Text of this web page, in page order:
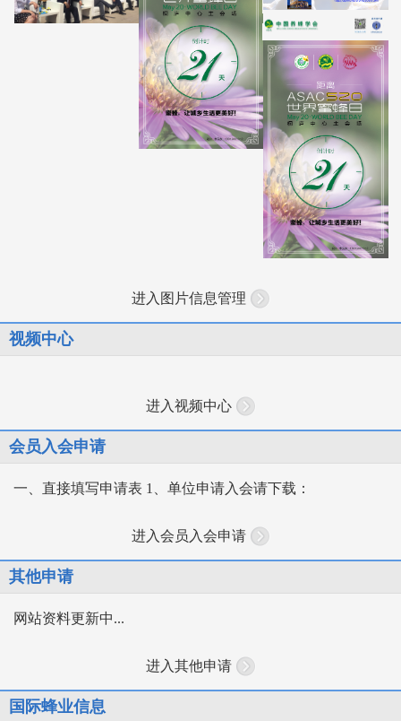
进入图片信息管理
视频中心
进入视频中心
会员入会申请
一、直接填写申请表 1、单位申请入会请下载：
进入会员入会申请
其他申请
网站资料更新中...
进入其他申请
国际蜂业信息